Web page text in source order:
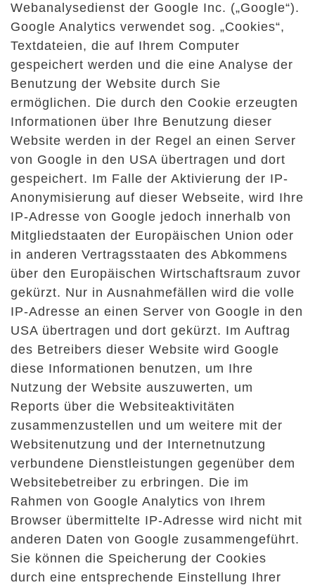
Webanalysedienst der Google Inc. („Google“).
Google Analytics verwendet sog. „Cookies“,
Textdateien, die auf Ihrem Computer
gespeichert werden und die eine Analyse der
Benutzung der Website durch Sie
ermöglichen. Die durch den Cookie erzeugten
Informationen über Ihre Benutzung dieser
Website werden in der Regel an einen Server
von Google in den USA übertragen und dort
gespeichert. Im Falle der Aktivierung der IP-
Anonymisierung auf dieser Webseite, wird Ihre
IP-Adresse von Google jedoch innerhalb von
Mitgliedstaaten der Europäischen Union oder
in anderen Vertragsstaaten des Abkommens
über den Europäischen Wirtschaftsraum zuvor
gekürzt. Nur in Ausnahmefällen wird die volle
IP-Adresse an einen Server von Google in den
USA übertragen und dort gekürzt. Im Auftrag
des Betreibers dieser Website wird Google
diese Informationen benutzen, um Ihre
Nutzung der Website auszuwerten, um
Reports über die Websiteaktivitäten
zusammenzustellen und um weitere mit der
Websitenutzung und der Internetnutzung
verbundene Dienstleistungen gegenüber dem
Websitebetreiber zu erbringen. Die im
Rahmen von Google Analytics von Ihrem
Browser übermittelte IP-Adresse wird nicht mit
anderen Daten von Google zusammengeführt.
Sie können die Speicherung der Cookies
durch eine entsprechende Einstellung Ihrer